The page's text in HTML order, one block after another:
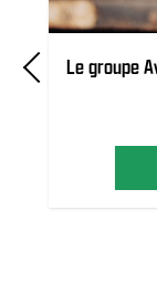
Le groupe